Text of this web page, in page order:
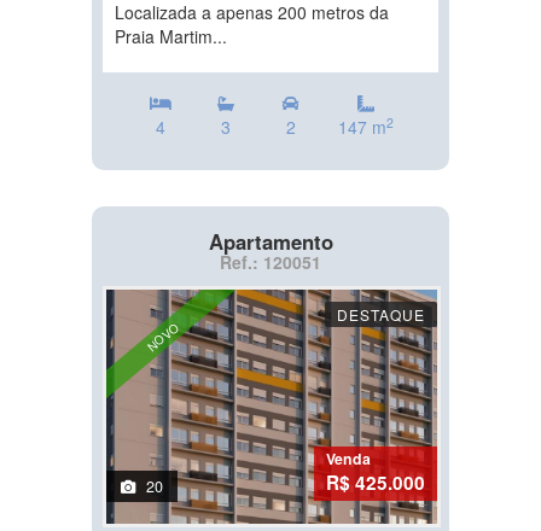
Localizada a apenas 200 metros da
Praia Martim...
4 3 2 147 m2
Apartamento
Ref.: 120051
NOVO
DESTAQUE
20
Venda
R$ 425.000